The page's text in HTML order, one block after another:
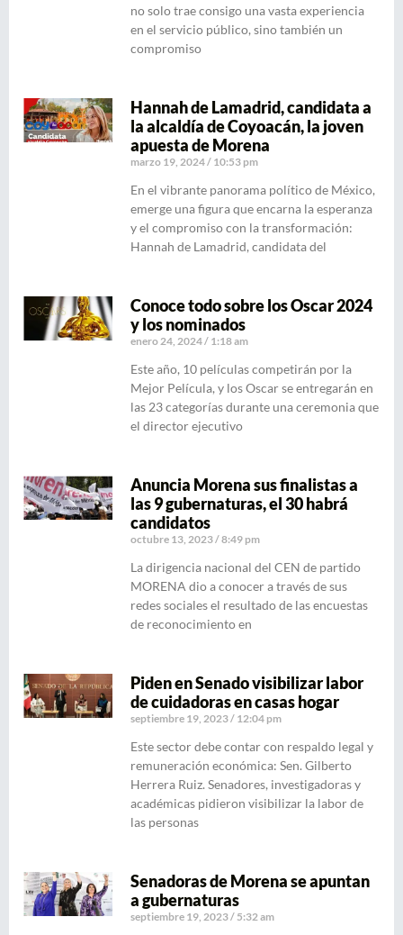
no solo trae consigo una vasta experiencia
en el servicio público, sino también un
compromiso
Hannah de Lamadrid, candidata a
la alcaldía de Coyoacán, la joven
apuesta de Morena
marzo 19, 2024 10:53 pm
En el vibrante panorama político de México,
emerge una figura que encarna la esperanza
y el compromiso con la transformación:
Hannah de Lamadrid, candidata del
Conoce todo sobre los Oscar 2024
y los nominados
enero 24, 2024 1:18 am
Este año, 10 películas competirán por la
Mejor Película, y los Oscar se entregarán en
las 23 categorías durante una ceremonia que
el director ejecutivo
Anuncia Morena sus finalistas a
las 9 gubernaturas, el 30 habrá
candidatos
octubre 13, 2023 8:49 pm
La dirigencia nacional del CEN de partido
MORENA dio a conocer a través de sus
redes sociales el resultado de las encuestas
de reconocimiento en
Piden en Senado visibilizar labor
de cuidadoras en casas hogar
septiembre 19, 2023 12:04 pm
Este sector debe contar con respaldo legal y
remuneración económica: Sen. Gilberto
Herrera Ruiz. Senadores, investigadoras y
académicas pidieron visibilizar la labor de
las personas
Senadoras de Morena se apuntan
a gubernaturas
septiembre 19, 2023 5:32 am